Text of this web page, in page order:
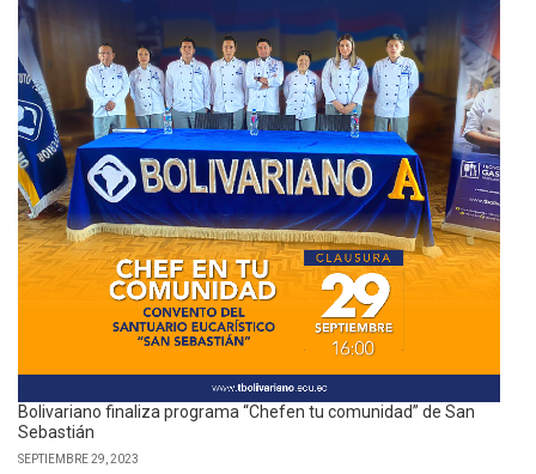
Bolivariano finaliza programa “Chefen tu comunidad” de San
Sebastián
SEPTIEMBRE 29, 2023